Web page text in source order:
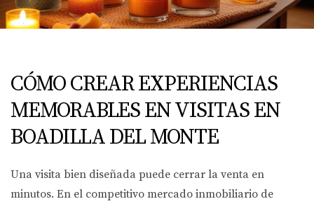
CÓMO CREAR EXPERIENCIAS
MEMORABLES EN VISITAS EN
BOADILLA DEL MONTE
Una visita bien diseñada puede cerrar la venta en
minutos. En el competitivo mercado inmobiliario de